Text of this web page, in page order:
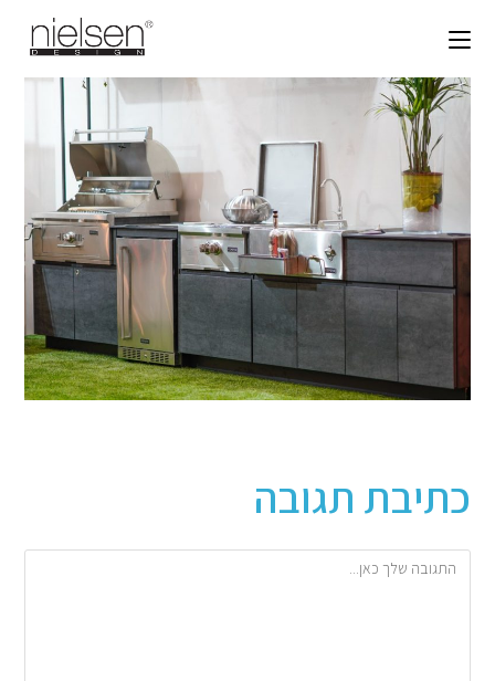
כתיבת תגובה